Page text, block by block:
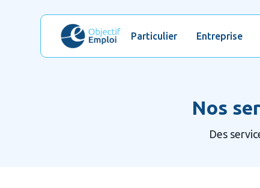
Particulier Entreprise
Nos
Des